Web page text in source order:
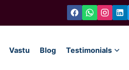
Vastu Blog Testimonials